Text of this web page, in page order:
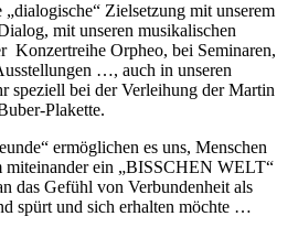
Zielsetzung mit unserem
mit unseren musikalischen
Konzertreihe Orpheo, bei Seminaren,
…, auch in unseren
speziell bei der Verleihung der Martin
Plakette.
ermöglichen es uns, Menschen
miteinander ein „BISSCHEN WELT“
das Gefühl von Verbundenheit als
spürt und sich erhalten möchte …